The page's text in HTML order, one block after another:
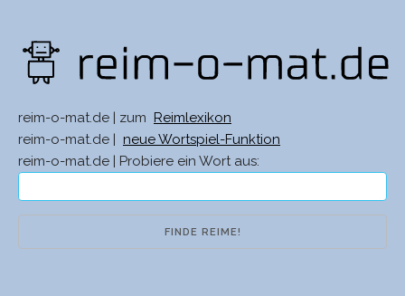
reim-o-mat.de | zum
Reimlexikon
reim-o-mat.de |
neue Wortspiel-Funktion
reim-o-mat.de | Probiere ein Wort aus: